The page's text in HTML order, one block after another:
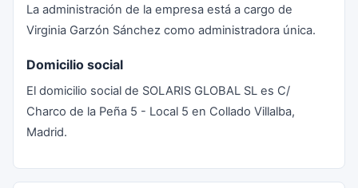
La administración de la empresa está a cargo de
Virginia Garzón Sánchez como administradora única.
Domicilio social
El domicilio social de SOLARIS GLOBAL SL es C/
Charco de la Peña 5 - Local 5 en Collado Villalba,
Madrid.